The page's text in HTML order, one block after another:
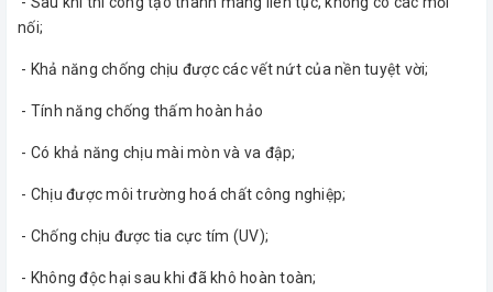
nối;
- Khả năng chống chịu được các vết nứt của nền tuyệt vời;
- Tính năng chống thấm hoàn hảo
- Có khả năng chịu mài mòn và va đập;
- Chịu được môi trường hoá chất công nghiệp;
- Chống chịu được tia cực tím (UV);
- Không độc hại sau khi đã khô hoàn toàn;